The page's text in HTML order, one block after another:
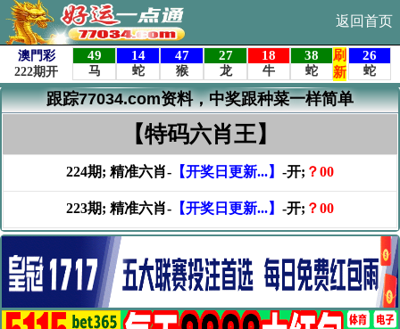
返回首页
跟踪77034.com资料，中奖跟种菜一样简单
【特码六肖王】
224期; 精准六肖- 【开奖日更新...】 -开; ？00
223期; 精准六肖- 【开奖日更新...】 -开; ？00